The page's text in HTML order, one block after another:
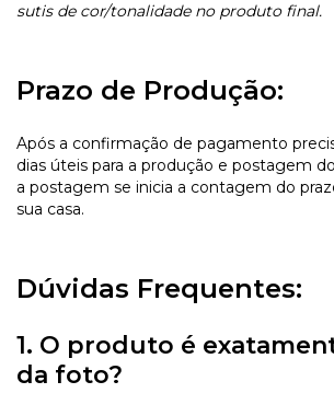
sutis de cor/tonalidade no produto final.
Prazo de Produção:
Após a confirmação de pagamento
dias úteis para a produção e postagem
a postagem se inicia a contagem do
sua casa.
Dúvidas Frequentes:
1. O produto é
da foto?